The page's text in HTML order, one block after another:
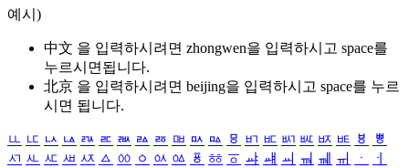
예시)
中文 을 입력하시려면 zhongwen을 입력하시고 space를
누르시면됩니다.
北京 을 입력하시려면 beijing을 입력하시고 space를 누르
시면 됩니다.
ㅥ ㅦ ㅧ ㅨ ㅩ ㅪ ㅫ ㅬ ㅭ ㅮ ㅯ ㅰ ㅱ ㅲ ㅳ ㅴ ㅵ ㅶ ㅷ ㅸ
ㅹ
ㅺ ㅻ ㅼ ㅽ ㅾ ㅿ ㆀ ㆁ ㆂ ㆃ ㆄ ㆅ ㆆ ㆇ ㆈ ㆉ ㆊ ㆋ ㆌ ㆍ
ㆎ